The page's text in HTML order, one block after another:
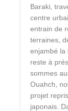
Baraki,
centre
entrain de
terraines,
enjambé la
reste à
sommes
Ouahch,
projet
japonais.